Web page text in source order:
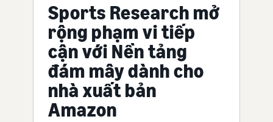
Sports Research mở
rộng phạm vi tiếp
cận với Nền tảng
đám mây dành cho
nhà xuất bản
Amazon